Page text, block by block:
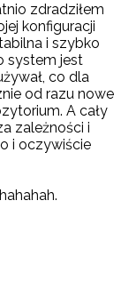
zdradziłem
konfiguracji
i szybko
system jest
co dla
od razu nowe
A cały
zależności i
i oczywiście